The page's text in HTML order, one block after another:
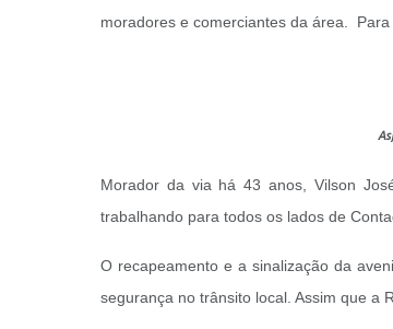
moradores e comerciantes da área.
Morador da via há 43 anos, Vilson
trabalhando para todos os lados de
O recapeamento e a sinalização da
segurança no trânsito local. Assim que a